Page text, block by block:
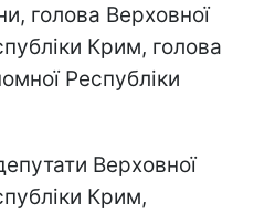
голова Верховної
Крим, голова
Республіки
Верховної
Крим,